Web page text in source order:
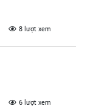
8 lượt xem
6 lượt xem